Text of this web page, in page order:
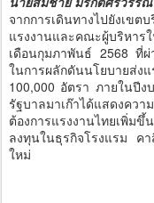
จากการเดินทางไปยังเ
แรงงานและคณะผู้บริหาร
เดือนกุมภาพันธ์ 2568 ที่ผ่
ในการผลักดันนโยบายส่
100,000 อัตรา ภายในปีง
รัฐบาลมาเก๊าได้แสดงค
ต้องการแรงงานไทยเพิ่มขึ้
ลงทุนในธุรกิจโรงแรม ค
ใหม่